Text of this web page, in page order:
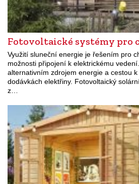
Fotovoltaické systémy pro
Využití sluneční energie je řešením pro
možnosti připojení k elektrickému
alternativním zdrojem energie a cestou
dodávkách elektřiny. Fotovoltaický
z…